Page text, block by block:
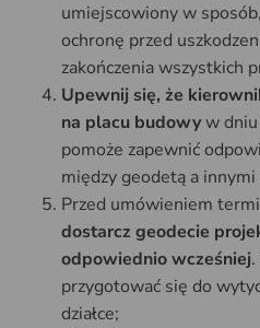
umiejscowiony w
ochronę przed
zakończenia wszystkich
Upewnij się, że
na placu budowyw dniu
pomoże zapewnić
między geodetą a
Przed umówieniem
dostarcz geodecie
odpowiednio wcześniej
przygotować się do
działce;